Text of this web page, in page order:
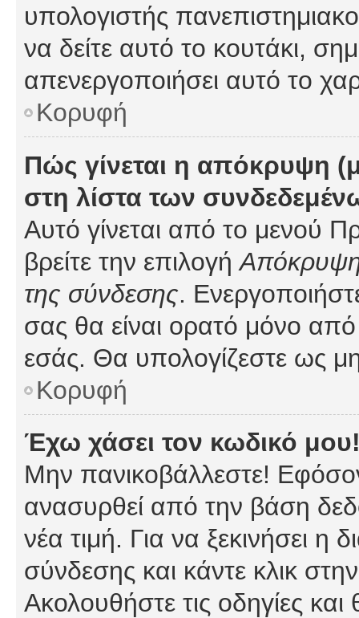
υπολογιστής
να δείτε αυτό το κουτάκι,
απενεργοποιήσει αυτό το
Κορυφή
Πώς γίνεται η απόκρυψη
στη λίστα των
Αυτό γίνεται από το μενού
βρείτε την επιλογήΑπόκρυψη
της σύνδεσης.
σας θα είναι ορατό μόνο από
εσάς. Θα υπολογίζεστε ως
Κορυφή
Έχω χάσει τον κωδικό
Μην πανικοβάλλεστε!
ανασυρθεί από την βάση
νέα τιμή. Για να ξεκινήσει η
σύνδεσης και κάντε κλικ
Ακολουθήστε τις οδηγίες